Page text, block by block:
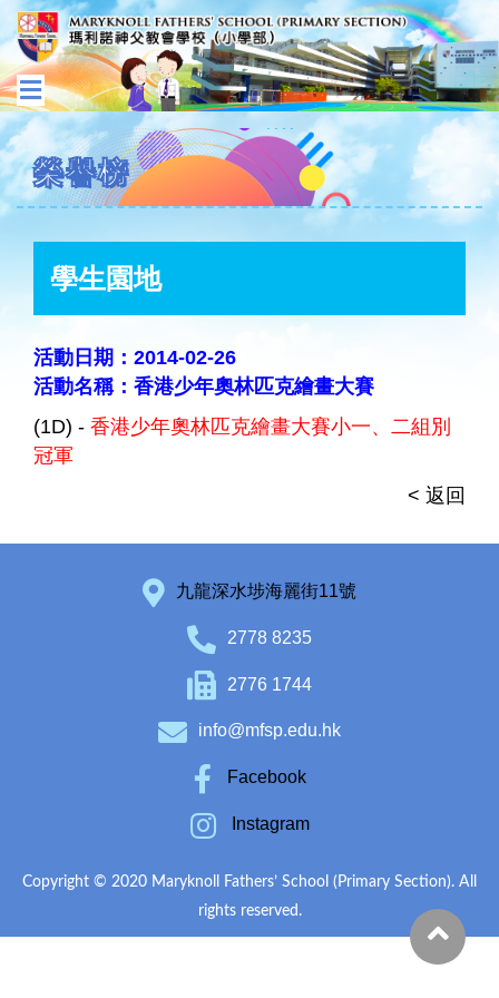
榮譽榜
學生園地
活動日期：2014-02-26
活動名稱：香港少年奧林匹克繪畫大賽
(1D) - 香港少年奧林匹克繪畫大賽小一、二組別
冠軍
< 返回
九龍深水埗海麗街11號
2778 8235
2776 1744
info@mfsp.edu.hk
Facebook
Instagram
Copyright © 2020 Maryknoll Fathers’ School (Primary Section). All
rights reserved.